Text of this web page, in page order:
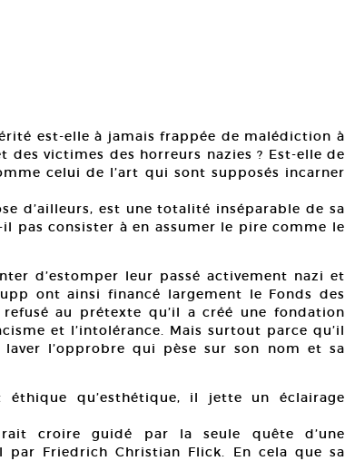
est-elle à jamais frappée de malédiction à
des victimes des horreurs nazies ? Est-elle de
celui de l’art qui sont supposés incarner
d’ailleurs, est une totalité inséparable de sa
pas consister à en assumer le pire comme le
d’estomper leur passé activement nazi et
ont ainsi financé largement le Fonds des
au prétexte qu’il a créé une fondation
et l’intolérance. Mais surtout parce qu’il
l’opprobre qui pèse sur son nom et sa
qu’esthétique, il jette un éclairage
croire guidé par la seule quête d’une
par Friedrich Christian Flick. En cela que sa